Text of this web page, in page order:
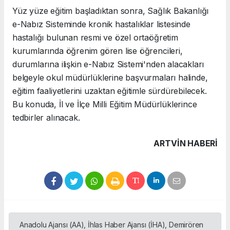
Yüz yüze eğitim başladıktan sonra, Sağlık Bakanlığı
e-Nabız Sisteminde kronik hastalıklar listesinde
hastalığı bulunan resmi ve özel ortaöğretim
kurumlarında öğrenim gören lise öğrencileri,
durumlarına ilişkin e-Nabız Sistemi'nden alacakları
belgeyle okul müdürlüklerine başvurmaları halinde,
eğitim faaliyetlerini uzaktan eğitimle sürdürebilecek.
Bu konuda, İl ve İlçe Milli Eğitim Müdürlüklerince
tedbirler alınacak.
ARTVIN HABERİ
Anadolu Ajansı (AA), İhlas Haber Ajansı (İHA), Demirören